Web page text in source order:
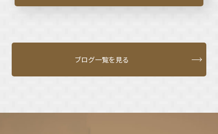
ブログ一覧を見る